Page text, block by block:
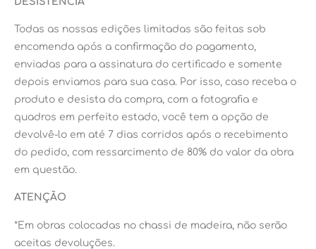
Todas as nossas edições limitadas são feitas sob
encomenda após a confirmação do pagamento,
enviadas para a assinatura do certificado e somente
depois enviamos para sua casa. Por isso, caso receba o
produto e desista da compra, com a fotografia e
quadros em perfeito estado, você tem a opção de
devolvê-lo em até 7 dias corridos após o recebimento
do pedido, com ressarcimento de 80% do valor da obra
em questão.
ATENÇÃO
*Em obras colocadas no chassi de madeira, não serão
aceitas devoluções.